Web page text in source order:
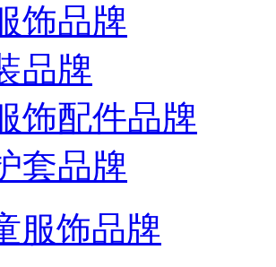
饰品牌
品牌
饰配件品牌
套品牌
服饰品牌